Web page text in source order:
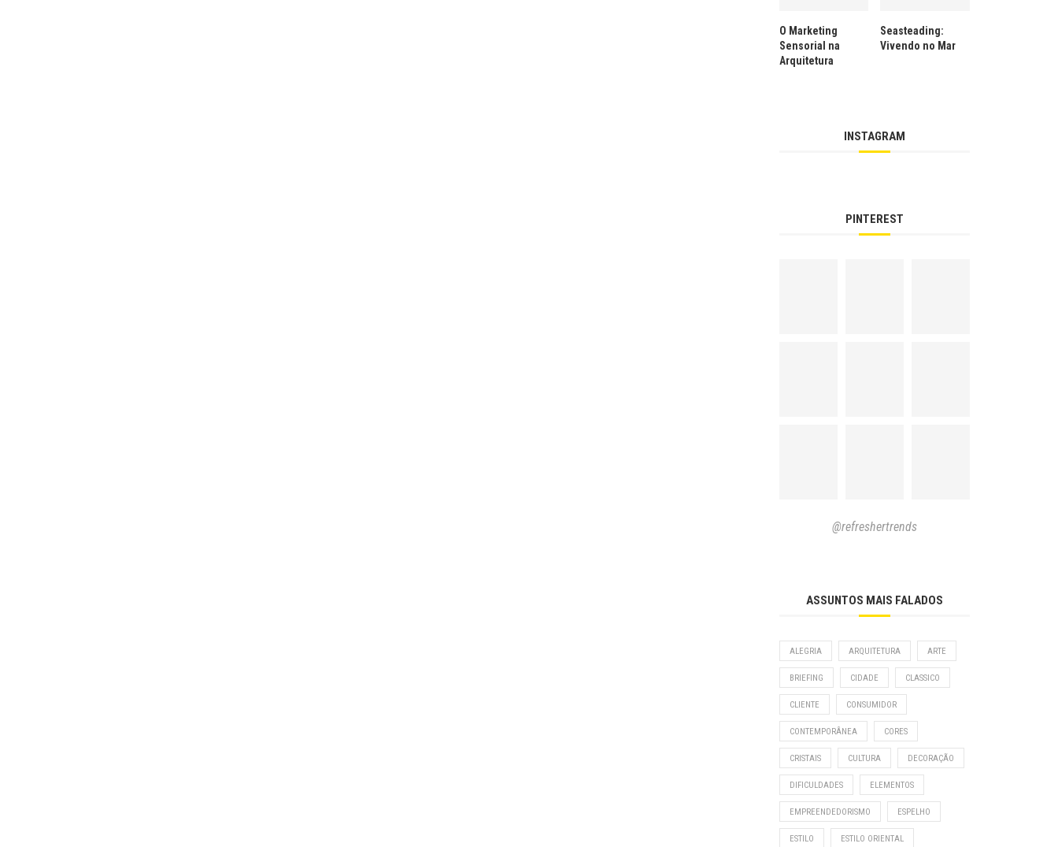
O Marketing
Sensorial na
Arquitetura
Seasteading:
Vivendo no Mar
INSTAGRAM
PINTEREST
@refreshertrends
ASSUNTOS MAIS FALADOS
ALEGRIA ARQUITETURA ARTE
BRIEFING CIDADE CLASSICO
CLIENTE CONSUMIDOR
CONTEMPORÂNEA CORES
CRISTAIS CULTURA DECORAÇÃO
DIFICULDADES ELEMENTOS
EMPREENDEDORISMO ESPELHO
ESTILO ESTILO ORIENTAL